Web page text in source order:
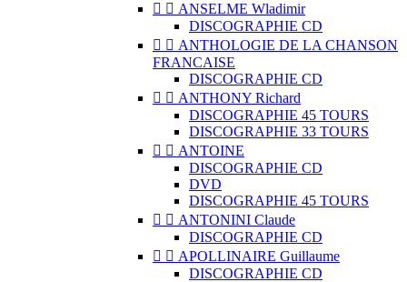
  ANSELME Wladimir
DISCOGRAPHIE CD
  ANTHOLOGIE DE LA CHANSON
FRANCAISE
DISCOGRAPHIE CD
  ANTHONY Richard
DISCOGRAPHIE 45 TOURS
DISCOGRAPHIE 33 TOURS
  ANTOINE
DISCOGRAPHIE CD
DVD
DISCOGRAPHIE 45 TOURS
  ANTONINI Claude
DISCOGRAPHIE CD
  APOLLINAIRE Guillaume
DISCOGRAPHIE CD